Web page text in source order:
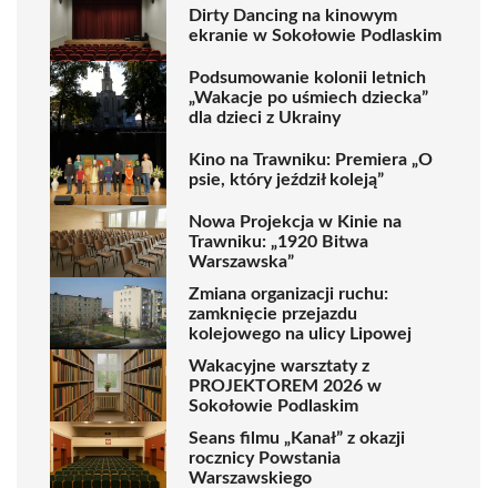
Dirty Dancing na kinowym
ekranie w Sokołowie Podlaskim
Podsumowanie kolonii letnich
„Wakacje po uśmiech dziecka”
dla dzieci z Ukrainy
Kino na Trawniku: Premiera „O
psie, który jeździł koleją”
Nowa Projekcja w Kinie na
Trawniku: „1920 Bitwa
Warszawska”
Zmiana organizacji ruchu:
zamknięcie przejazdu
kolejowego na ulicy Lipowej
Wakacyjne warsztaty z
PROJEKTOREM 2026 w
Sokołowie Podlaskim
Seans filmu „Kanał” z okazji
rocznicy Powstania
Warszawskiego